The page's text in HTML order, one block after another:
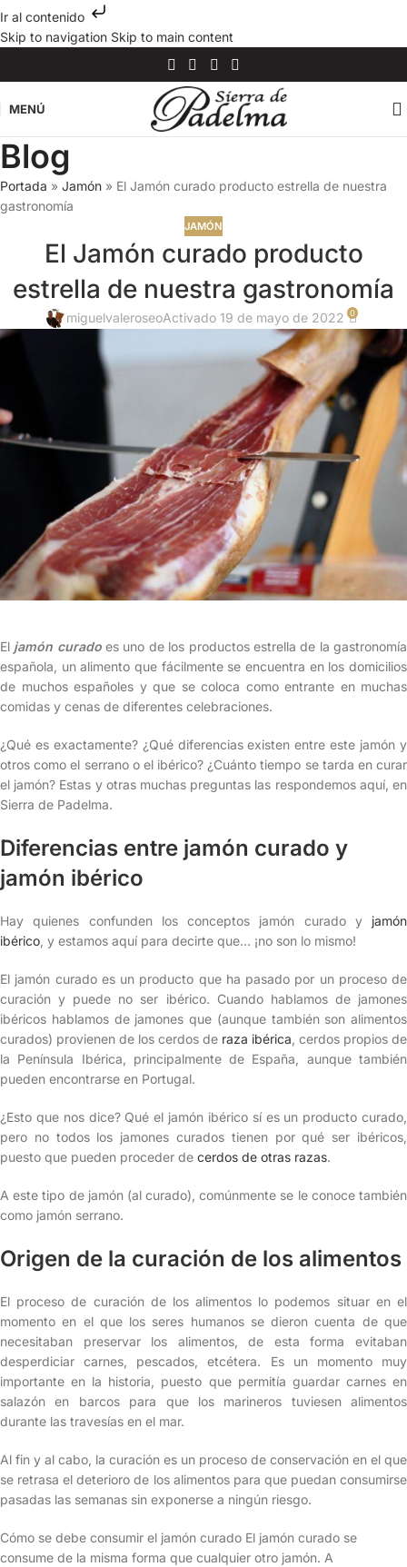
Ir al contenido
Skip to navigation Skip to main content
MENÚ
Blog
Portada » Jamón » El Jamón curado producto estrella de nuestra
gastronomía
JAMÓN
El Jamón curado producto
estrella de nuestra gastronomía
miguelvaleroseoActivado 19 de mayo de 2022 0
El jamón curadoes uno de los productos estrella de la gastronomía
española, un alimento que fácilmente se encuentra en los domicilios
de muchos españoles y que se coloca como entrante en muchas
comidas y cenas de diferentes celebraciones.
¿Qué es exactamente? ¿Qué diferencias existen entre este jamón y
otros como el serrano o el ibérico? ¿Cuánto tiempo se tarda en curar
el jamón? Estas y otras muchas preguntas las respondemos aquí, en
Sierra de Padelma.
Diferencias entre jamón curado y
jamón ibérico
Hay quienes confunden los conceptos jamón curado y jamón
ibérico , y estamos aquí para decirte que… ¡no son lo mismo!
El jamón curado es un producto que ha pasado por un proceso de
curación y puede no ser ibérico. Cuando hablamos de jamones
ibéricos hablamos de jamones que (aunque también son alimentos
curados) provienen de los cerdos de raza ibérica , cerdos propios de
la Península Ibérica, principalmente de España, aunque también
pueden encontrarse en Portugal.
¿Esto que nos dice? Qué el jamón ibérico sí es un producto curado,
pero no todos los jamones curados tienen por qué ser ibéricos,
puesto que pueden proceder de cerdos de otras razas.
A este tipo de jamón (al curado), comúnmente se le conoce también
como jamón serrano.
Origen de la curación de los alimentos
El proceso de curación de los alimentos lo podemos situar en el
momento en el que los seres humanos se dieron cuenta de que
necesitaban preservar los alimentos, de esta forma evitaban
desperdiciar carnes, pescados, etcétera. Es un momento muy
importante en la historia, puesto que permitía guardar carnes en
salazón en barcos para que los marineros tuviesen alimentos
durante las travesías en el mar.
Al fin y al cabo, la curación es un proceso de conservación en el que
se retrasa el deterioro de los alimentos para que puedan consumirse
pasadas las semanas sin exponerse a ningún riesgo.
Cómo se debe consumir el jamón curado El jamón curado se
consume de la misma forma que cualquier otro jamón. A